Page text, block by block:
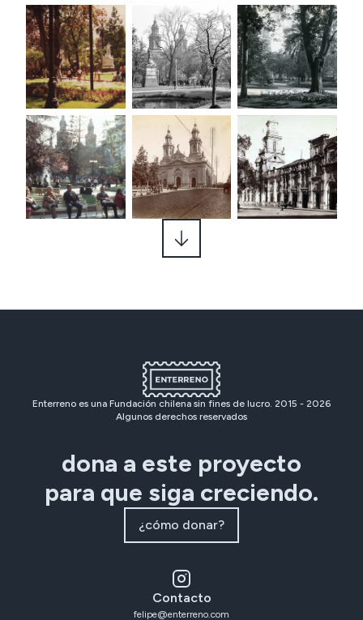
Enterreno es una Fundación chilena sin fines de lucro. 2015 - 2026
Algunos derechos reservados
dona a este proyecto
para que siga creciendo.
¿cómo donar?
Contacto
felipe@enterreno.com